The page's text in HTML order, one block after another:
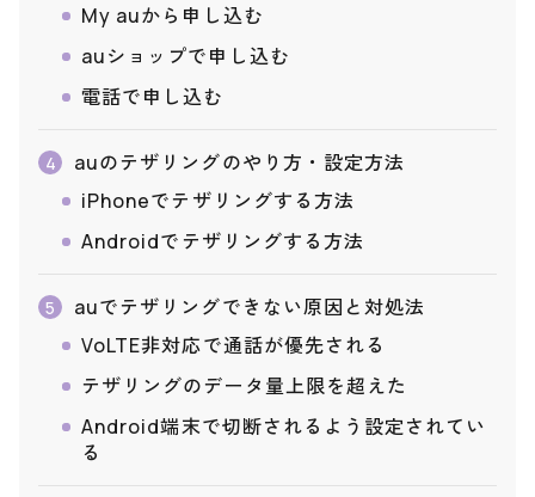
My auから申し込む
auショップで申し込む
電話で申し込む
4
auのテザリングのやり方・設定方法
iPhoneでテザリングする方法
Androidでテザリングする方法
5
auでテザリングできない原因と対処法
VoLTE非対応で通話が優先される
テザリングのデータ量上限を超えた
Android端末で切断されるよう設定されてい
る